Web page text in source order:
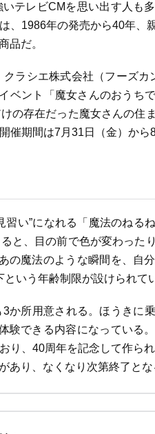
テレビCMを思い出す人も
、1986年の発売から40年、
品だ。
ラシエ株式会社（フーズカ
ベント「魔女さんのおうち
の存在だった魔女さんの住
催期間は7月31日（金）か
い”になれる「魔法のねる
と、目の前で色が変わった
の魔法のような瞬間を、自
いう年齢制限が設けられて
か所用意される。ほうきに
験できる内容になっている
り、40周年を記念して作ら
あり、なくなり次第終了とな